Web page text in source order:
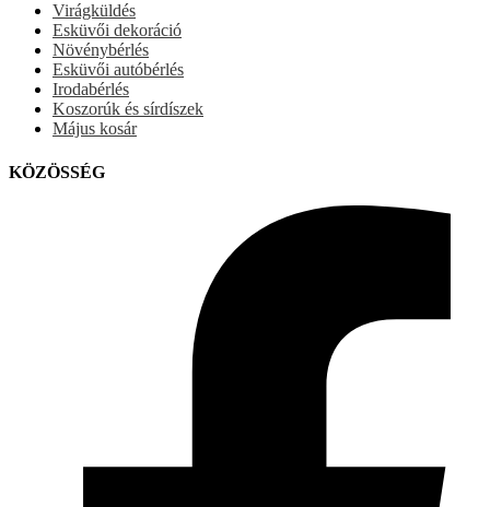
Virágküldés
Esküvői dekoráció
Növénybérlés
Esküvői autóbérlés
Irodabérlés
Koszorúk és sírdíszek
Május kosár
KÖZÖSSÉG